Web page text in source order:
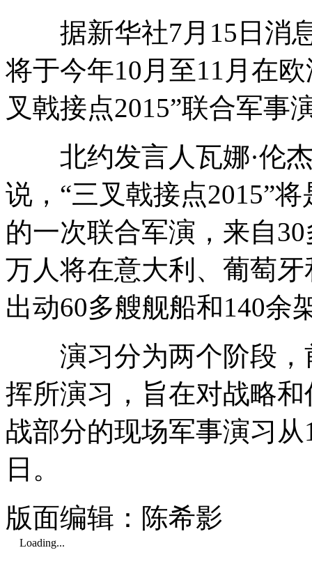
据新华社7月15日消息
将于今年10月至11月在
叉戟接点2015”联合军事
北约发言人瓦娜·伦杰
说，“三叉戟接点2015”
的一次联合军演，来自
万人将在意大利、葡萄
出动60多艘舰船和140余
演习分为两个阶段，
挥所演习，旨在对战略
战部分的现场军事演习
日。
版面编辑：陈希影
Loading...